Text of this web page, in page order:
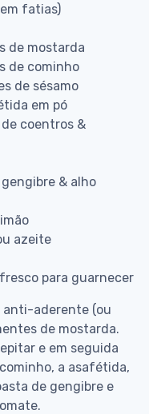
fatias)
de mostarda
de cominho
de sésamo
em pó
coentros &
& alho
azeite
para guarnecer
anti-aderente (ou
de mostarda.
e em seguida
a asafétida,
de gengibre e